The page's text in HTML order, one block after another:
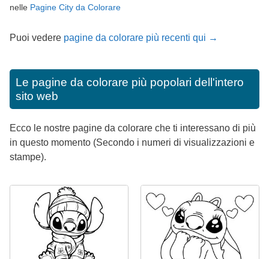
nelle Pagine City da Colorare
Puoi vedere pagine da colorare più recenti qui →
Le pagine da colorare più popolari dell'intero
sito web
Ecco le nostre pagine da colorare che ti interessano di più
in questo momento (Secondo i numeri di visualizzazioni e
stampe).